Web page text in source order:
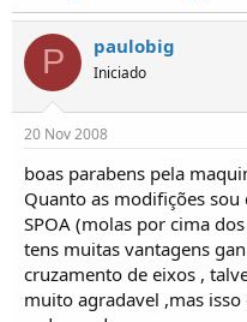
P paulobig
Iniciado
20 Nov 2008
boas parabens pela
Quanto as modifições
SPOA (molas por cima
tens muitas vantagens
cruzamento de eixos ,
muito agradavel ,mas